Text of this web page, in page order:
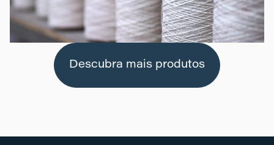
Descubra mais produtos